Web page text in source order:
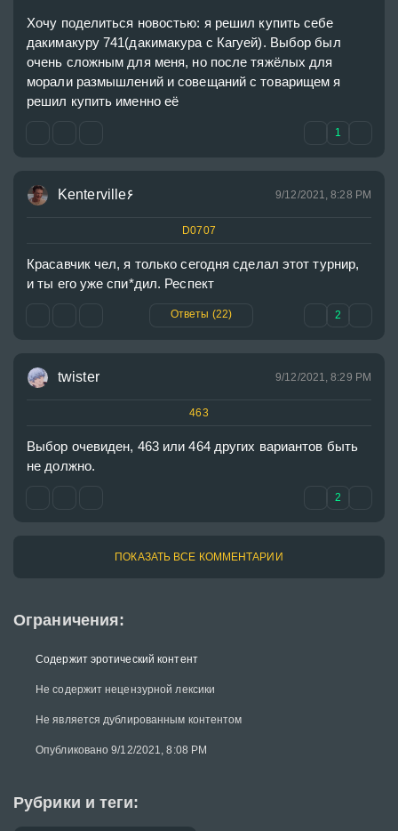
Ограничения:
Содержит эротический контент
Не содержит нецензурной лексики
Не является дублированным контентом
Опубликовано 9/12/2021, 8:08 PM
Рубрики и теги:
Kenterville۶ 9/12/2021, 8:28 PM
D0707
Красавчик чел, я только сегодня сделал этот турнир,
и ты его уже спи*дил. Респект
Ответы (22) 2
twister 9/12/2021, 8:29 PM
463
Выбор очевиден, 463 или 464 других вариантов быть
не должно.
2
Хочу поделиться новостью: я решил купить себе
дакимакуру 741(дакимакура с Кагуей). Выбор был
очень сложным для меня, но после тяжёлых для
морали размышлений и совещаний с товарищем я
решил купить именно её
1
ПОКАЗАТЬ ВСЕ КОММЕНТАРИИ